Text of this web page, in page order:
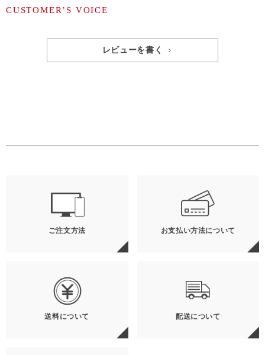
レビューを書く
ご注文方法 お支払い方法について
送料について 配送について